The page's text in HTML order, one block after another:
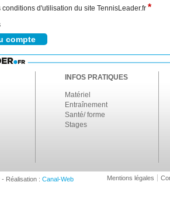
d'utilisation du site TennisLeader.fr *
INFOS PRATIQUES
Matériel
Entraînement
Santé/ forme
Stages
Réalisation : Canal-Web Mentions légales